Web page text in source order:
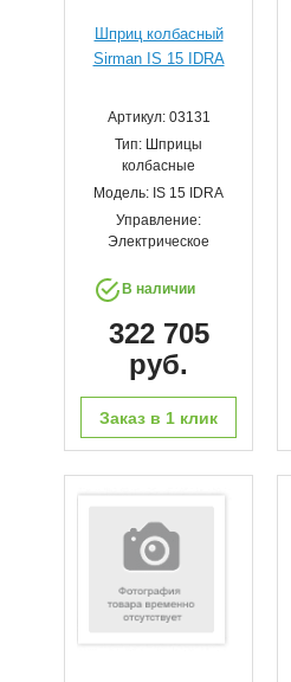
Шприц колбасный
Sirman IS 15 IDRA
Артикул: 03131
Тип: Шприцы
колбасные
Модель: IS 15 IDRA
Управление:
Электрическое
В наличии
322 705
руб.
Заказ в 1 клик